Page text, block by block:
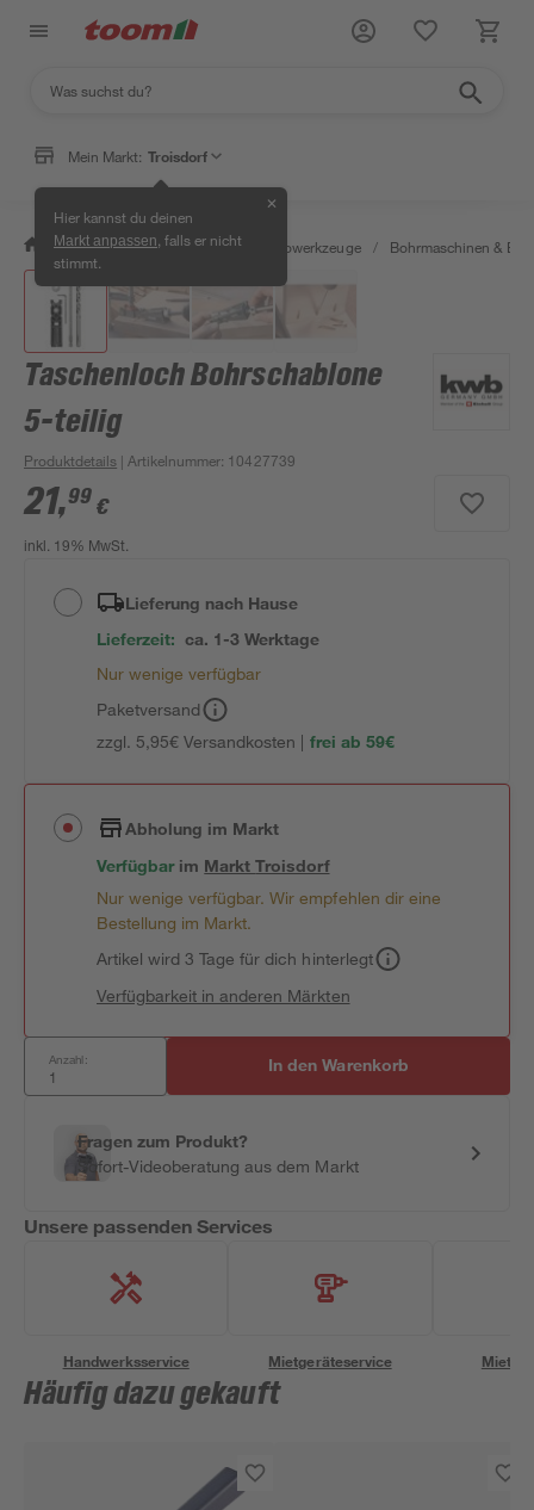
Mein Markt: Troisdorf
Hier kannst du deinen
Markt anpassen , falls er nicht
stimmt.
✕
/ Werkstatt & Maschinen / Elektrowerkzeuge / Bohrmaschinen &
Taschenloch Bohrschablone
5-teilig
Produktdetails | Artikelnummer: 10427739
21,99 €
inkl. 19% MwSt.
Lieferung nach Hause
Lieferzeit: ca. 1-3 Werktage
Nur wenige verfügbar
Paketversand
zzgl. 5,95€ Versandkosten | frei ab 59€
Abholung im Markt
Verfügbar im MarktTroisdorf
Nur wenige verfügbar. Wir empfehlen dir eine
Bestellung im Markt.
Artikel wird 3 Tage für dich hinterlegt
Verfügbarkeit in anderen Märkten
Anzahl: In den Warenkorb
Fragen zum Produkt?
Sofort-Videoberatung aus dem Markt
Unsere passenden Services
Handwerksservice Mietgeräteservice
Häufig dazu gekauft